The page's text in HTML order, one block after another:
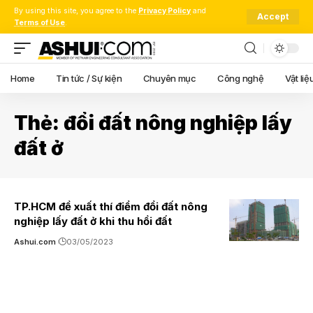
By using this site, you agree to the Privacy Policy and
Terms of Use.
Accept
Home Tin tức / Sự kiện Chuyên mục Công nghệ Vật
Thẻ: đổi đất nông nghiệp lấy
đất ở
TP.HCM đề xuất thí điểm đổi đất nông
nghiệp lấy đất ở khi thu hồi đất
Ashui.com 03/05/2023